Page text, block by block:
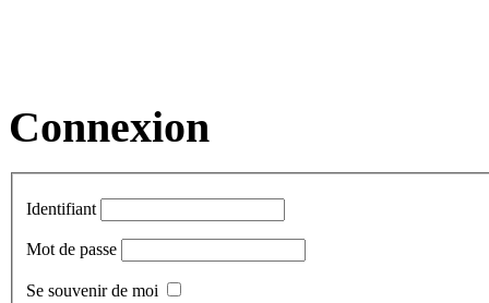
Connexion
Identifiant
Mot de passe
Se souvenir de moi